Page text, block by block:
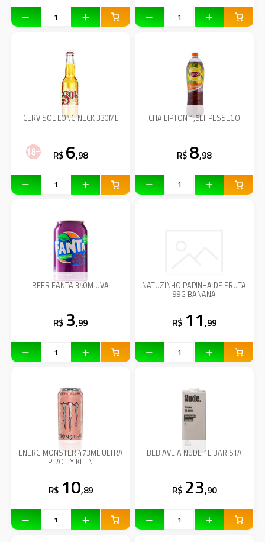
CERV SOL LONG NECK 330ML
R$ 6,98
CHA LIPTON 1,5LT PESSEGO
R$ 8,98
REFR FANTA 350M UVA
R$ 3,99
NATUZINHO PAPINHA DE FRUTA
99G BANANA
R$ 11,99
ENERG MONSTER 473ML ULTRA
PEACHY KEEN
R$ 10,89
BEB AVEIA NUDE 1L BARISTA
R$ 23,90